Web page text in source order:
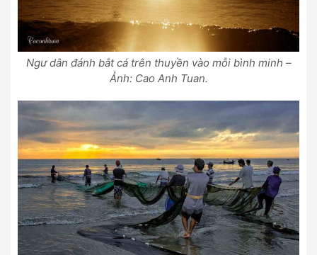
Ngư dân đánh bắt cá trên thuyền vào mỗi bình minh –
Ảnh: Cao Anh Tuan.